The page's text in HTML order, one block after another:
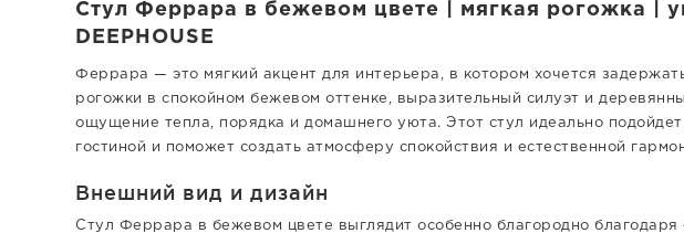
Стул Феррара в бежевом цвете | мягкая рогожка |
DEEPHOUSE
Феррара — это мягкий акцент для интерьера, в котором хочется
рогожки в спокойном бежевом оттенке, выразительный силуэт и
ощущение тепла, порядка и домашнего уюта. Этот стул идеально подойдет
гостиной и поможет создать атмосферу спокойствия и естественной
Внешний вид и дизайн
Стул Феррара в бежевом цвете выглядит особенно благородно благодаря